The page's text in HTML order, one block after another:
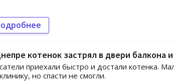
котенок застрял в двери балкона
приехали быстро и достали котенка.
но спасти не смогли.